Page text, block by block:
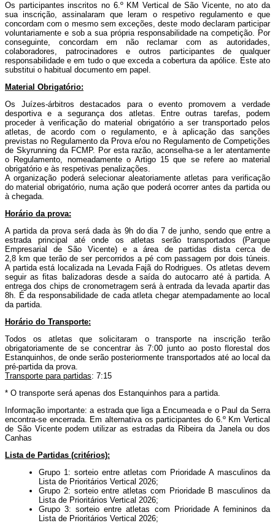
Os participantes inscritos no 6.º KM Vertical de São Vicente, no ato da
sua inscrição, assinalaram que leram o respetivo regulamento e que
concordam com o mesmo sem exceções, deste modo declaram participar
voluntariamente e sob a sua própria responsabilidade na competição. Por
conseguinte, concordam em não reclamar com as autoridades,
colaboradores, patrocinadores e outros participantes de qualquer
responsabilidade e em tudo o que exceda a cobertura da apólice. Este ato
substitui o habitual documento em papel.
Material Obrigatório:
Os Juízes-árbitros destacados para o evento promovem a verdade
desportiva e a segurança dos atletas. Entre outras tarefas, podem
proceder à verificação do material obrigatório a ser transportado pelos
atletas, de acordo com o regulamento, e à aplicação das sanções
previstas no Regulamento da Prova e/ou no Regulamento de Competições
de Skyrunning da FCMP. Por esta razão, aconselha-se a ler atentamente
o Regulamento, nomeadamente o Artigo 15 que se refere ao material
obrigatório e às respetivas penalizações.
A organização poderá selecionar aleatoriamente atletas para verificação
do material obrigatório, numa ação que poderá ocorrer antes da partida ou
à chegada.
Horário da prova:
A partida da prova será dada às 9h do dia 7 de junho, sendo que entre a
estrada principal até onde os atletas serão transportados (Parque
Empresarial de São Vicente) e a área de partidas dista cerca de
2,8 km que terão de ser percorridos a pé com passagem por dois túneis.
A partida está localizada na Levada Fajã do Rodrigues. Os atletas devem
seguir as fitas balizadoras desde a saída do autocarro até à partida. A
entrega dos chips de cronometragem será à entrada da levada apartir das
8h. É da responsabilidade de cada atleta chegar atempadamente ao local
da partida.
Horário do Transporte:
Todos os atletas que solicitaram o transporte na inscrição terão
obrigatoriamente de se concentrar às 7:00 junto ao posto florestal dos
Estanquinhos, de onde serão posteriormente transportados até ao local da
pré-partida da prova.
Transporte para partidas: 7:15
* O transporte será apenas dos Estanquinhos para a partida.
Informação importante: a estrada que liga a Encumeada e o Paul da Serra
encontra-se encerrada. Em alternativa os participantes do 6.º Km Vertical
de São Vicente podem utilizar as estradas da Ribeira da Janela ou dos
Canhas
Lista de Partidas (critérios):
Grupo 1: sorteio entre atletas com Prioridade A masculinos da
Lista de Prioritários Vertical 2026;
Grupo 2: sorteio entre atletas com Prioridade B masculinos da
Lista de Prioritários Vertical 2026;
Grupo 3: sorteio entre atletas com Prioridade A femininos da
Lista de Prioritários Vertical 2026;